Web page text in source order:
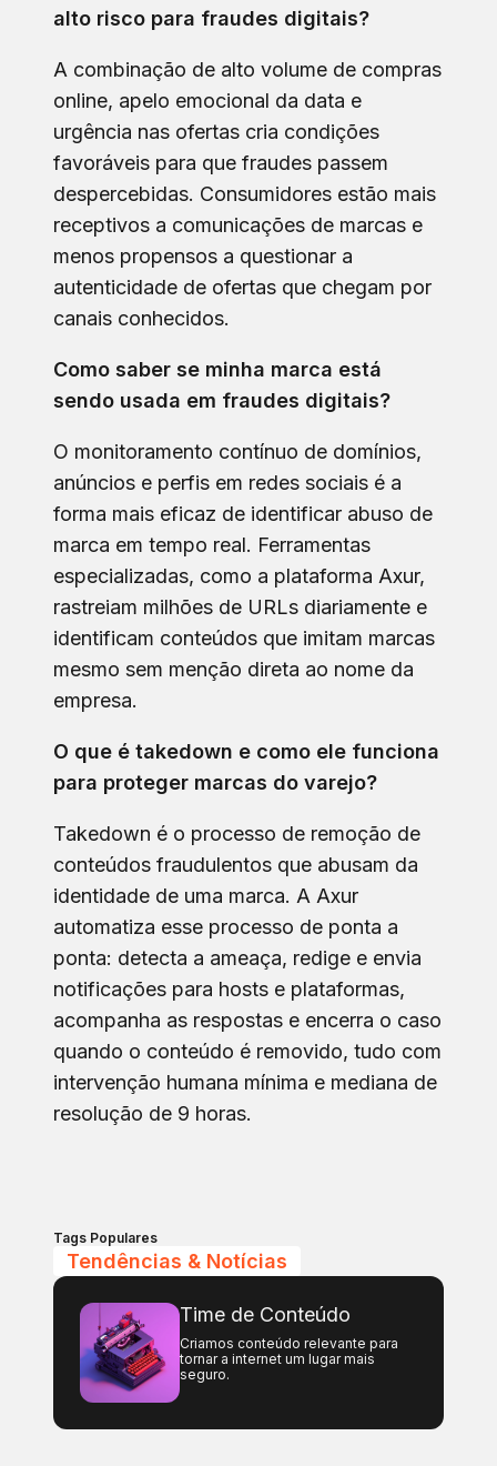
alto risco para fraudes digitais?
A combinação de alto volume de compras
online, apelo emocional da data e
urgência nas ofertas cria condições
favoráveis para que fraudes passem
despercebidas. Consumidores estão mais
receptivos a comunicações de marcas e
menos propensos a questionar a
autenticidade de ofertas que chegam por
canais conhecidos.
Como saber se minha marca está
sendo usada em fraudes digitais?
O monitoramento contínuo de domínios,
anúncios e perfis em redes sociais é a
forma mais eficaz de identificar abuso de
marca em tempo real. Ferramentas
especializadas, como a plataforma Axur,
rastreiam milhões de URLs diariamente e
identificam conteúdos que imitam marcas
mesmo sem menção direta ao nome da
empresa.
O que é takedown e como ele funciona
para proteger marcas do varejo?
Takedown é o processo de remoção de
conteúdos fraudulentos que abusam da
identidade de uma marca. A Axur
automatiza esse processo de ponta a
ponta: detecta a ameaça, redige e envia
notificações para hosts e plataformas,
acompanha as respostas e encerra o caso
quando o conteúdo é removido, tudo com
intervenção humana mínima e mediana de
resolução de 9 horas.
Tags Populares
Tendências & Notícias
Time de Conteúdo
Criamos conteúdo relevante para
tornar a internet um lugar mais
seguro.